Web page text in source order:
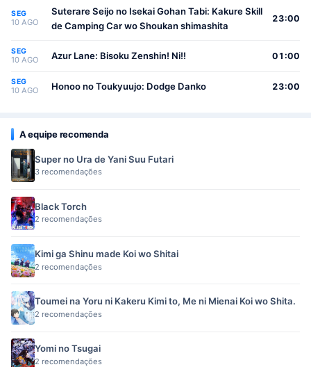
SEG
10 AGO
Suterare Seijo no Isekai Gohan Tabi: Kakure Skill
de Camping Car wo Shoukan shimashita
23:00
SEG
10 AGO Azur Lane: Bisoku Zenshin! Ni!! 01:00
SEG
10 AGO Honoo no Toukyuujo: Dodge Danko 23:00
A equipe recomenda
Super no Ura de Yani Suu Futari
3 recomendações
Black Torch
2 recomendações
Kimi ga Shinu made Koi wo Shitai
2 recomendações
Toumei na Yoru ni Kakeru Kimi to, Me ni Mienai Koi wo Shita.
2 recomendações
Yomi no Tsugai
2 recomendações